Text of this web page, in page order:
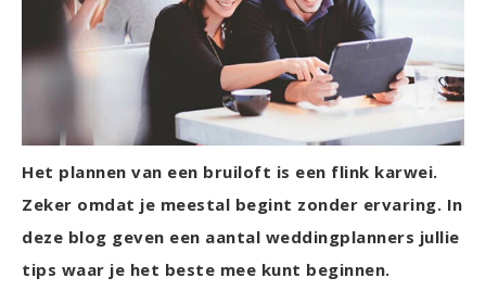
Het plannen van een bruiloft is een flink karwei.
Zeker omdat je meestal begint zonder ervaring. In
deze blog geven een aantal weddingplanners jullie
tips waar je het beste mee kunt beginnen.